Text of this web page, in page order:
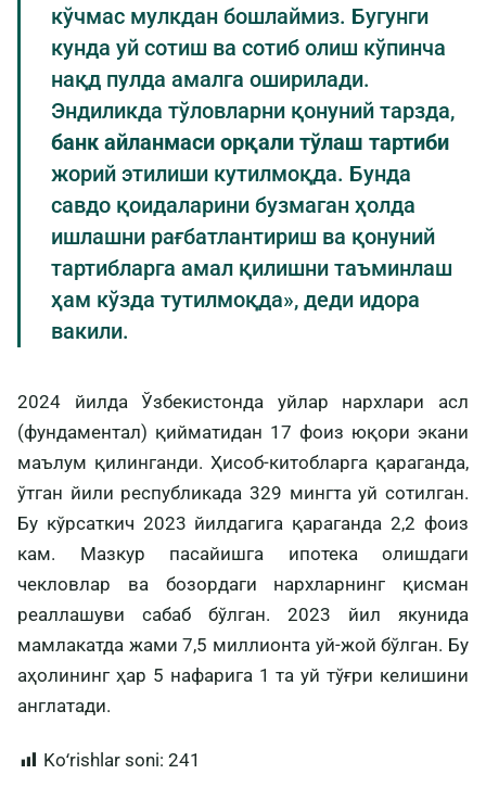
кўчмас мулкдан бошлаймиз. Бугунги
кунда уй сотиш ва сотиб олиш кўпинча
нақд пулда амалга оширилади.
Эндиликда тўловларни қонуний тарзда,
банк айланмаси орқали тўлаш тартиби
жорий этилиши кутилмоқда. Бунда
савдо қоидаларини бузмаган ҳолда
ишлашни рағбатлантириш ва қонуний
тартибларга амал қилишни таъминлаш
ҳам кўзда тутилмоқда», деди идора
вакили.
2024 йилда Ўзбекистонда уйлар нархлари асл
(фундаментал) қийматидан 17 фоиз юқори экани
маълум қилинганди. Ҳисоб-китобларга қараганда,
ўтган йили республикада 329 мингта уй сотилган.
Бу кўрсаткич 2023 йилдагига қараганда 2,2 фоиз
кам. Мазкур пасайишга ипотека олишдаги
чекловлар ва бозордаги нархларнинг қисман
реаллашуви сабаб бўлган. 2023 йил якунида
мамлакатда жами 7,5 миллионта уй-жой бўлган. Бу
аҳолининг ҳар 5 нафарига 1 та уй тўғри келишини
англатади.
Koʻrishlar soni: 241